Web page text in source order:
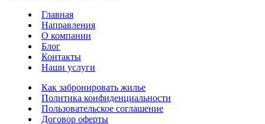
Главная
Направления
О компании
Блог
Контакты
Наши услуги
Как забронировать жилье
Политика конфиденциальности
Пользовательское соглашение
Договор оферты